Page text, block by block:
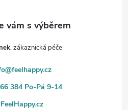
@feelhappy.cz
384 Po-Pá 9-14
FeelHappy.cz